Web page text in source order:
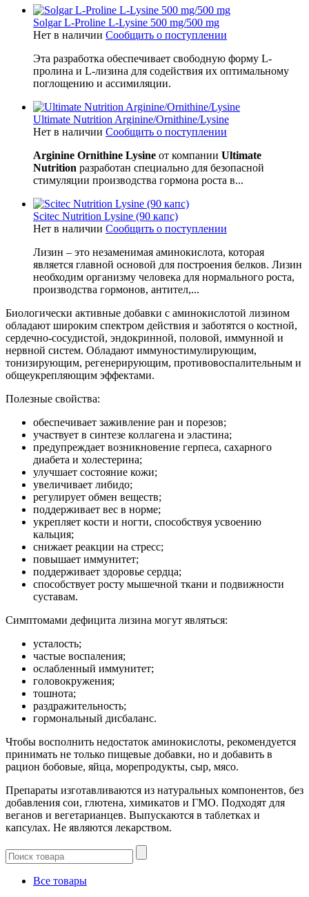
Solgar L-Proline L-Lysine 500 mg/500 mg
Нет в наличии Сообщить о поступлении
Эта разработка обеспечивает свободную форму L-
пролина и L-лизина для содействия их оптимальному
поглощению и ассимиляции.
Ultimate Nutrition Arginine/Ornithine/Lysine
Нет в наличии Сообщить о поступлении
Arginine Ornithine Lysine от компании Ultimate
Nutrition разработан специально для безопасной
стимуляции производства гормона роста в...
Scitec Nutrition Lysine (90 капс)
Нет в наличии Сообщить о поступлении
Лизин – это незаменимая аминокислота, которая
является главной основой для построения белков. Лизин
необходим организму человека для нормального роста,
производства гормонов, антител,...
Биологически активные добавки с аминокислотой лизином
обладают широким спектром действия и заботятся о костной,
сердечно-сосудистой, эндокринной, половой, иммунной и
нервной систем. Обладают иммуностимулирующим,
тонизирующим, регенерирующим, противовоспалительным и
общеукрепляющим эффектами.
Полезные свойства:
обеспечивает заживление ран и порезов;
участвует в синтезе коллагена и эластина;
предупреждает возникновение герпеса, сахарного
диабета и холестерина;
улучшает состояние кожи;
увеличивает либидо;
регулирует обмен веществ;
поддерживает вес в норме;
укрепляет кости и ногти, способствуя усвоению
кальция;
снижает реакции на стресс;
повышает иммунитет;
поддерживает здоровье сердца;
способствует росту мышечной ткани и подвижности
суставам.
Симптомами дефицита лизина могут являться:
усталость;
частые воспаления;
ослабленный иммунитет;
головокружения;
тошнота;
раздражительность;
гормональный дисбаланс.
Чтобы восполнить недостаток аминокислоты, рекомендуется
принимать не только пищевые добавки, но и добавить в
рацион бобовые, яйца, морепродукты, сыр, мясо.
Препараты изготавливаются из натуральных компонентов, без
добавления сои, глютена, химикатов и ГМО. Подходят для
веганов и вегетарианцев. Выпускаются в таблетках и
капсулах. Не являются лекарством.
Все товары